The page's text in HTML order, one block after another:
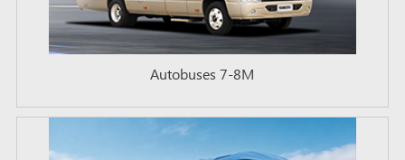
Autobuses 7-8M